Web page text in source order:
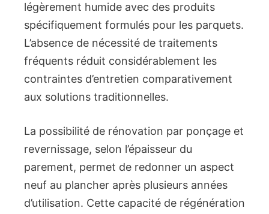
légèrement humide avec des produits
spécifiquement formulés pour les parquets.
L’absence de nécessité de traitements
fréquents réduit considérablement les
contraintes d’entretien comparativement
aux solutions traditionnelles.
La possibilité de rénovation par ponçage et
revernissage, selon l’épaisseur du
parement, permet de redonner un aspect
neuf au plancher après plusieurs années
d’utilisation. Cette capacité de régénération